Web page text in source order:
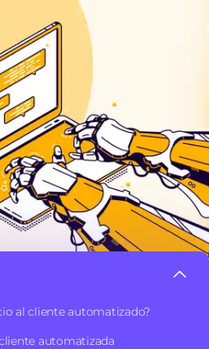
al cliente automatizado?
automatizada
al cliente automatizados
cliente, minimizando la